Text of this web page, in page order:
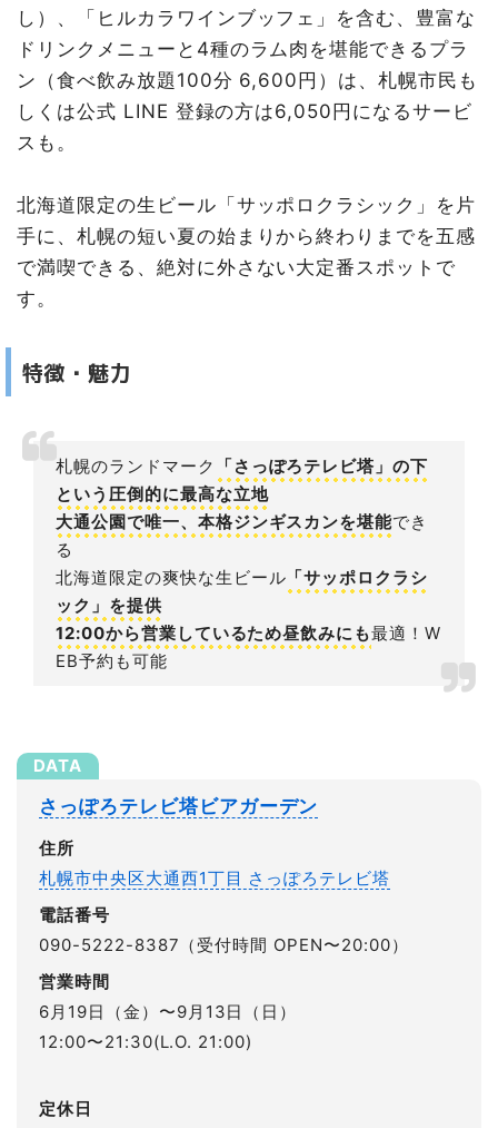
し）、「ヒルカラワインブッフェ」を含む、豊富な
ドリンクメニューと4種のラム肉を堪能できるプラ
ン（食べ飲み放題100分 6,600円）は、札幌市民も
しくは公式 LINE 登録の方は6,050円になるサービ
スも。
北海道限定の生ビール「サッポロクラシック」を片
手に、札幌の短い夏の始まりから終わりまでを五感
で満喫できる、絶対に外さない大定番スポットで
す。
特徴・魅力
札幌のランドマーク
「さっぽろテレビ塔」の下
という圧倒的に最高な立地
大通公園で唯一、本格ジンギスカンを堪能でき
る
北海道限定の爽快な生ビール 「サッポロクラシ
ック」を提供
12:00から営業しているため昼飲みにも最適！W
EB予約も可能
さっぽろテレビ塔ビアガーデン
住所
札幌市中央区大通西1丁目 さっぽろテレビ塔
電話番号
090-5222-8387（受付時間 OPEN〜20:00）
営業時間
6月19日（金）〜9月13日（日）
12:00〜21:30(L.O. 21:00)
定休日